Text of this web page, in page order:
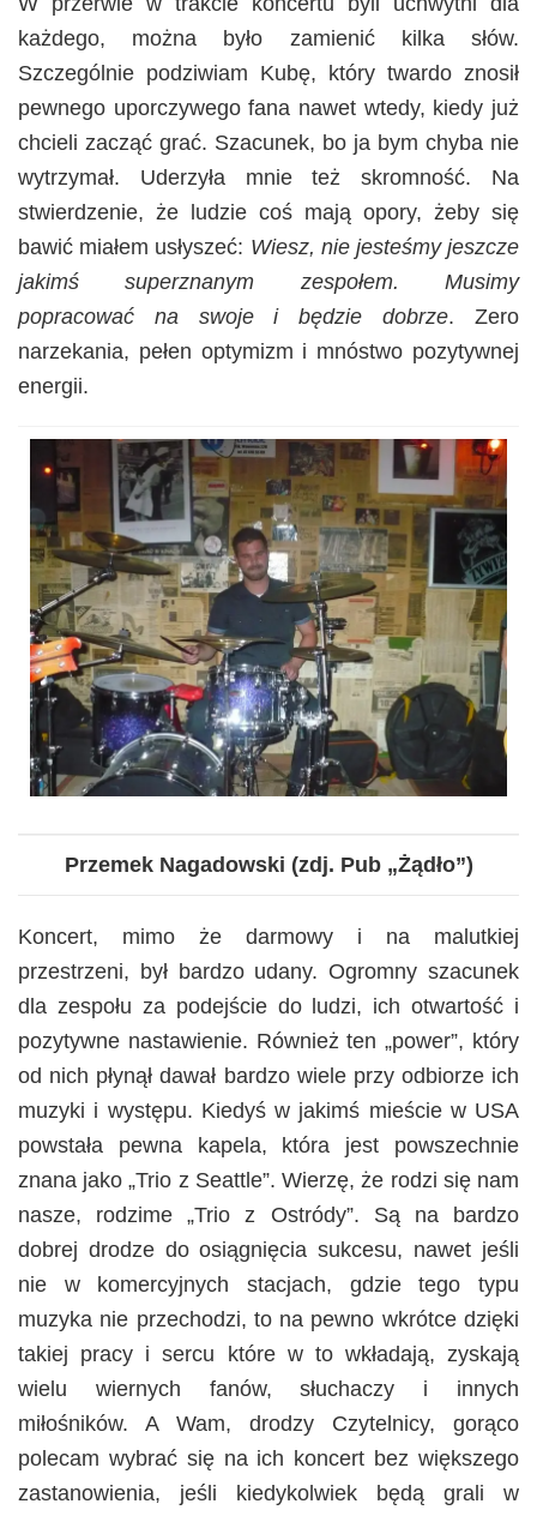
każdego, można było zamienić kilka słów.
Szczególnie podziwiam Kubę, który twardo znosił
pewnego uporczywego fana nawet wtedy, kiedy już
chcieli zacząć grać. Szacunek, bo ja bym chyba nie
wytrzymał. Uderzyła mnie też skromność. Na
stwierdzenie, że ludzie coś mają opory, żeby się
bawić miałem usłyszeć: Wiesz, nie jesteśmy jeszcze
jakimś superznanym zespołem. Musimy
popracować na swoje i będzie dobrze. Zero
narzekania, pełen optymizm i mnóstwo pozytywnej
energii.
Przemek Nagadowski (zdj. Pub „Żądło”)
Koncert, mimo że darmowy i na malutkiej
przestrzeni, był bardzo udany. Ogromny szacunek
dla zespołu za podejście do ludzi, ich otwartość i
pozytywne nastawienie. Również ten „power”, który
od nich płynął dawał bardzo wiele przy odbiorze ich
muzyki i występu. Kiedyś w jakimś mieście w USA
powstała pewna kapela, która jest powszechnie
znana jako „Trio z Seattle”. Wierzę, że rodzi się nam
nasze, rodzime „Trio z Ostródy”. Są na bardzo
dobrej drodze do osiągnięcia sukcesu, nawet jeśli
nie w komercyjnych stacjach, gdzie tego typu
muzyka nie przechodzi, to na pewno wkrótce dzięki
takiej pracy i sercu które w to wkładają, zyskają
wielu wiernych fanów, słuchaczy i innych
miłośników. A Wam, drodzy Czytelnicy, gorąco
polecam wybrać się na ich koncert bez większego
zastanowienia, jeśli kiedykolwiek będą grali w